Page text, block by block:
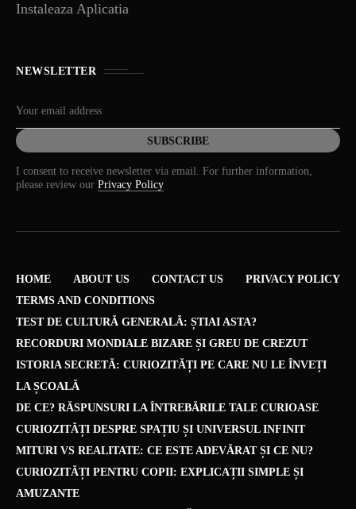
Instaleaza Aplicatia
NEWSLETTER
I consent to receive newsletter via email. For further information,
please review our Privacy Policy
HOME ABOUT US CONTACT US
PRIVACY POLICY
TERMS AND CONDITIONS
TEST DE CULTURĂ GENERALĂ: ȘTIAI ASTA?
RECORDURI MONDIALE BIZARE ȘI GREU DE CREZUT
ISTORIA SECRETĂ: CURIOZITĂȚI PE CARE NU LE ÎNVEȚI
LA ȘCOALĂ
DE CE? RĂSPUNSURI LA ÎNTREBĂRILE TALE CURIOASE
CURIOZITĂȚI DESPRE SPAȚIU ȘI UNIVERSUL INFINIT
MITURI VS REALITATE: CE ESTE ADEVĂRAT ȘI CE NU?
CURIOZITĂȚI PENTRU COPII: EXPLICAȚII SIMPLE ȘI
AMUZANTE